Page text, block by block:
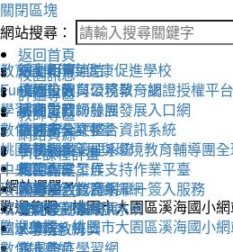
關閉區塊
網站搜尋：
返回首頁
校園訊息
活動相簿
校內公告
活動影音
教務處
學務處
總務處
輔導室
會計室
人事室
評鑑專區
111學年度健康促進學校
永續校園與環境教育網
溪海愛閱粉絲團
交通安全評鑑
午餐評鑑
衛生保健工作
人權法治教育網
替代役評鑑網頁
教師專區
線上朝會連結
桃園市教育公務單一認證授權平台
桃園市教師發展發展入口網
桃園市公文整合資訊系統
全國圖書管理系統
教師專業發展支持作業平臺
教育部教育體系單一簽入服務
雲端差勤系統
X學務系統
網路資源
教育雲
Fun學王
學習吧
數位閱讀學習平臺
桃園市永續發展與環境教育輔導團
中央氣象局
環保署綠色生活資訊網
環境教育管理資訊系統
國家環境教育獎
112課程計畫
歡迎參觀：桃園市大園區溪海國小
歡迎參觀：桃園市大園區溪海國小